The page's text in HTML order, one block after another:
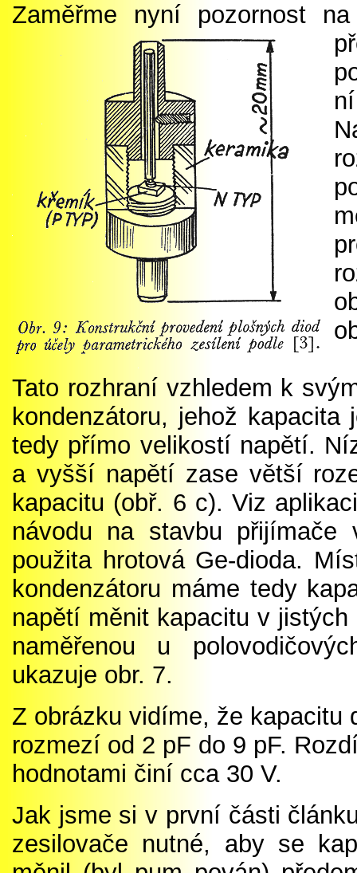
Zaměřme nyní pozornost
Tato rozhraní vzhledem k
kondenzátoru, jehož
tedy přímo velikostí napětí.
a vyšší napětí zase větší
kapacitu (obř. 6 c). Viz
návodu na stavbu
použita hrotová Ge-dioda.
kondenzátoru máme tedy
napětí měnit kapacitu v
naměřenou u
ukazuje obr. 7.
Z obrázku vidíme, že kapacitu
rozmezí od 2 pF do 9 pF.
hodnotami činí cca 30 V.
Jak jsme si v první části
zesilovače nutné, aby se